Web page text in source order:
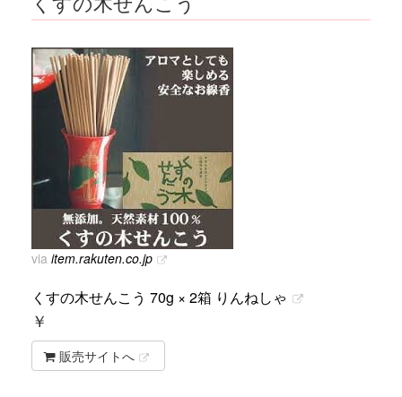
via item.rakuten.co.jp
くすの木せんこう 70g × 2箱 りんねしゃ
￥
販売サイトへ